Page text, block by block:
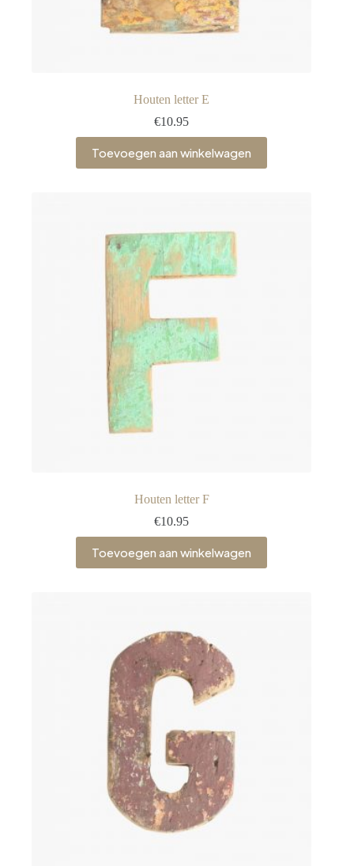
Houten letter E
€10.95
Toevoegen aan winkelwagen
Houten letter F
€10.95
Toevoegen aan winkelwagen